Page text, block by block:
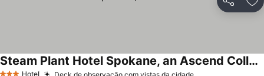
Partilhar
Hotel Deck de observação com vistas da cidade
Steam Plant Hotel Spokane, an Ascend Collection Hotel